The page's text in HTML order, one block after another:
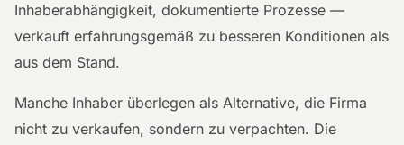
Inhaberabhängigkeit, dokumentierte Prozesse —
verkauft erfahrungsgemäß zu besseren Konditionen als
aus dem Stand.
Manche Inhaber überlegen als Alternative, die Firma
nicht zu verkaufen, sondern zu verpachten. Die